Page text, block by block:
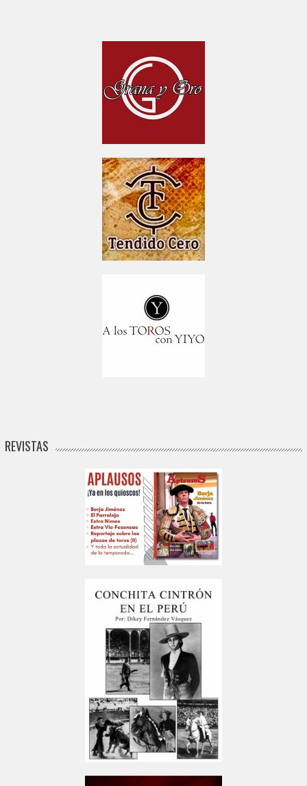
REVISTAS